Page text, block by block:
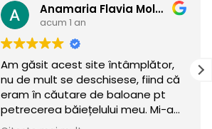
Anamaria Flavia Moldovan
acum 1 an
Am găsit acest site întâmplător,
nu de mult se deschisese, fiind că
eram în căutare de baloane pt
petrecerea băiețelului meu. Mi-am
incercat norocul și a meritat.